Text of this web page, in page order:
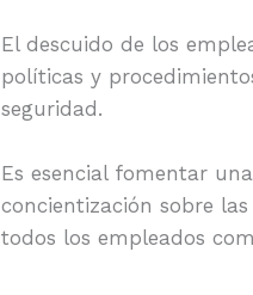
El descuido de los
políticas y
seguridad.
Es esencial fomentar
concientización sobre
todos los empleados